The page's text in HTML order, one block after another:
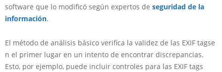
software que lo modificó según expertos de seguridad de la
información.
El método de análisis básico verifica la validez de las EXIF tagse
n el primer lugar en un intento de encontrar discrepancias.
Esto, por ejemplo, puede incluir controles para las EXIF tags